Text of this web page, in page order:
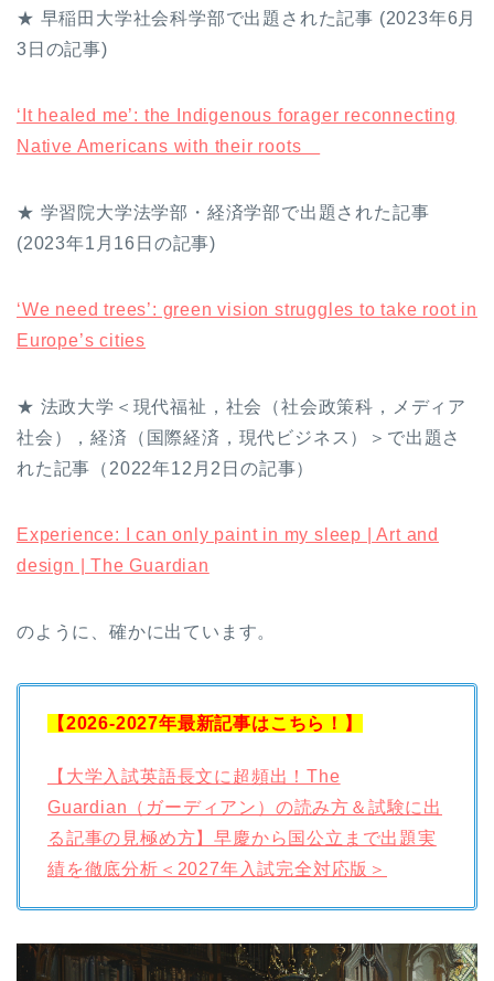
★ 早稲田大学社会科学部で出題された記事 (2023年6月
3日の記事)
‘It healed me’: the Indigenous forager reconnecting
Native Americans with their roots
★ 学習院大学法学部・経済学部で出題された記事
(2023年1月16日の記事)
‘We need trees’: green vision struggles to take root in
Europe’s cities
★ 法政大学＜現代福祉，社会（社会政策科，メディア
社会），経済（国際経済，現代ビジネス）＞で出題さ
れた記事（2022年12月2日の記事）
Experience: I can only paint in my sleep | Art and
design | The Guardian
のように、確かに出ています。
【2026-2027年最新記事はこちら！】
【大学入試英語長文に超頻出！The
Guardian（ガーディアン）の読み方＆試験に出
る記事の見極め方】早慶から国公立まで出題実
績を徹底分析＜2027年入試完全対応版＞